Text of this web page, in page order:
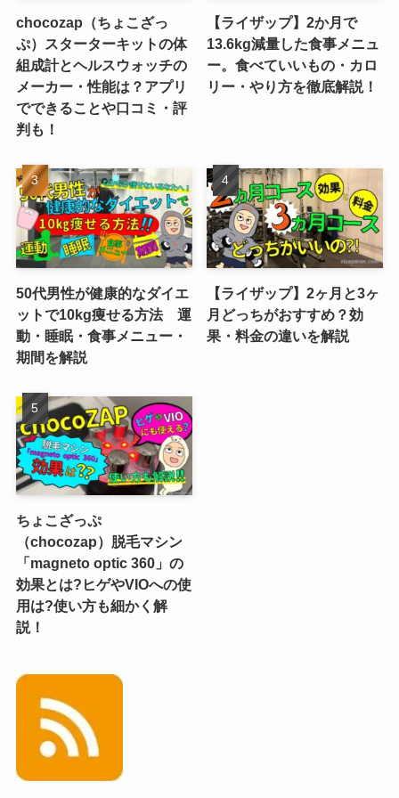
chocozap（ちょこざっ
ぷ）スターターキットの体
組成計とヘルスウォッチの
メーカー・性能は？アプリ
でできることや口コミ・評
判も！
【ライザップ】2か月で
13.6kg減量した食事メニュ
ー。食べていいもの・カロ
リー・やり方を徹底解説！
50代男性が健康的なダイエ
ットで10kg痩せる方法 運
動・睡眠・食事メニュー・
期間を解説
【ライザップ】2ヶ月と3ヶ
月どっちがおすすめ？効
果・料金の違いを解説
ちょこざっぷ
（chocozap）脱毛マシン
「magneto optic 360」の
効果とは?ヒゲやVIOへの使
用は?使い方も細かく解
説！